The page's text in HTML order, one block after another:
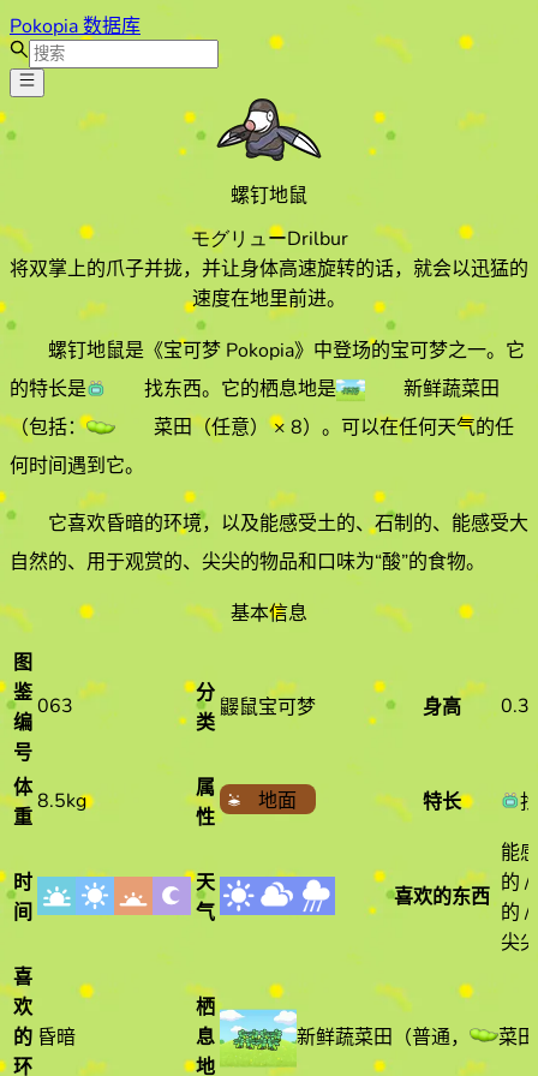
Pokopia 数据库
螺钉地鼠
モグリューDrilbur
将双掌上的爪子并拢，并让身体高速旋转的话，就会以迅猛的
速度在地里前进。
螺钉地鼠是《宝可梦 Pokopia》中登场的宝可梦之一。它
的特长是 找东西。它的栖息地是
新鲜蔬菜田
（包括：
菜田（任意）× 8） 。 可以在任何天气的任
何时间遇到它。
它喜欢昏暗的环境，以及能感受土的、石制的、能感受大
自然的、用于观赏的、尖尖的物品和口味为“酸”的食物。
基本信息
图
鉴
编
号
063
分
类
鼹鼠宝可梦 身高
体
重
8.5kg
属
性
地面 特长
时
间
天
气
喜欢的东西
能
的 /
的 /
尖
喜
欢
的
环
昏暗
栖
息
地
新鲜蔬菜田 （普通， 菜